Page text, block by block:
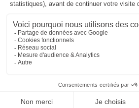
Plan du site
MBA ET
235 Rue Helene Boucher, 34170
Bureau secondaire à
SEPTEO